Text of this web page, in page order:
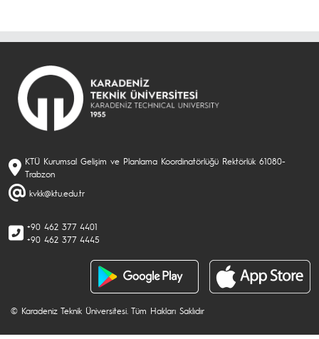
KTÜ Kurumsal Gelişim ve Planlama Koordinatörlüğü Rektörlük 61080-
Trabzon
kvkk@ktu.edu.tr
+90 462 377 4401
+90 462 377 4445
© Karadeniz Teknik Üniversitesi. Tüm Hakları Saklıdır